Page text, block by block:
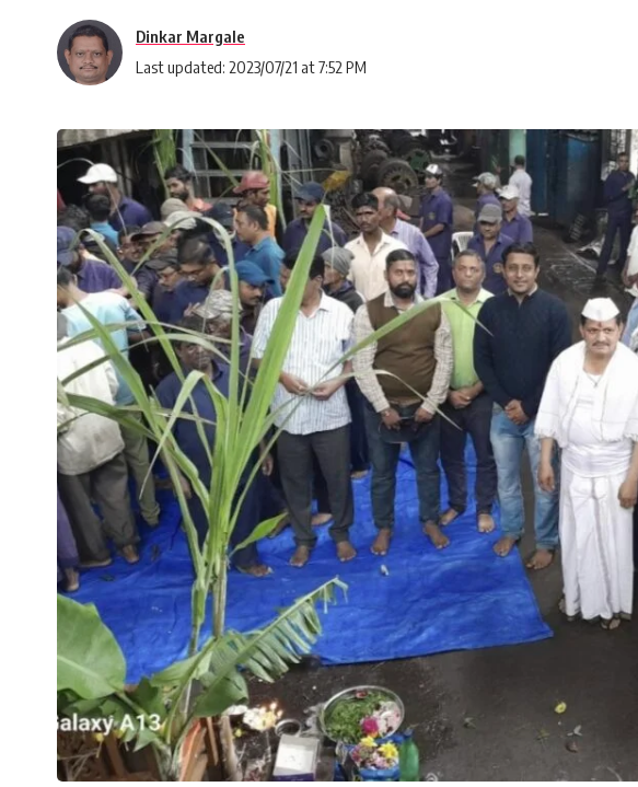
Last updated: 2023/07/21 at 7:52 PM
Dinkar Margale